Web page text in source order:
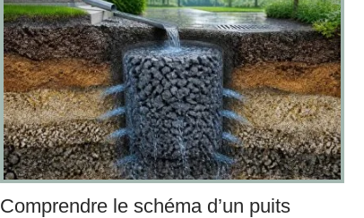
Comprendre le schéma d’un puits